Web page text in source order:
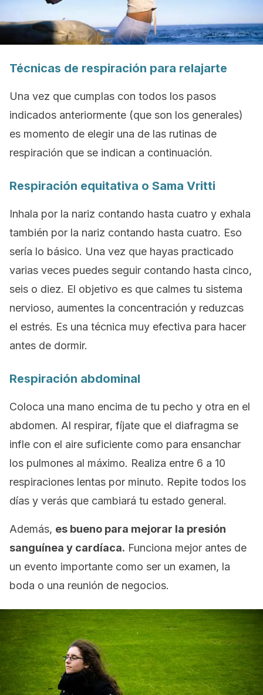
Técnicas de respiración para relajarte
Una vez que cumplas con todos los pasos
indicados anteriormente (que son los generales)
es momento de elegir una de las rutinas de
respiración que se indican a continuación.
Respiración equitativa o Sama Vritti
Inhala por la nariz contando hasta cuatro y exhala
también por la nariz contando hasta cuatro. Eso
sería lo básico. Una vez que hayas practicado
varias veces puedes seguir contando hasta cinco,
seis o diez. El objetivo es que calmes tu sistema
nervioso, aumentes la concentración y reduzcas
el estrés. Es una técnica muy efectiva para hacer
antes de dormir.
Respiración abdominal
Coloca una mano encima de tu pecho y otra en el
abdomen. Al respirar, fíjate que el diafragma se
infle con el aire suficiente como para ensanchar
los pulmones al máximo. Realiza entre 6 a 10
respiraciones lentas por minuto. Repite todos los
días y verás que cambiará tu estado general.
Además, es bueno para mejorar la presión
sanguínea y cardíaca. Funciona mejor antes de
un evento importante como ser un examen, la
boda o una reunión de negocios.